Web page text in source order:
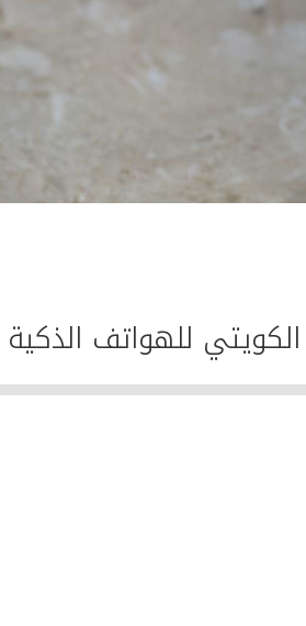
للهواتف الذكية